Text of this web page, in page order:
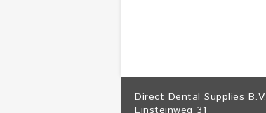
Direct Dental Supplies B.V.
Einsteinweg 31